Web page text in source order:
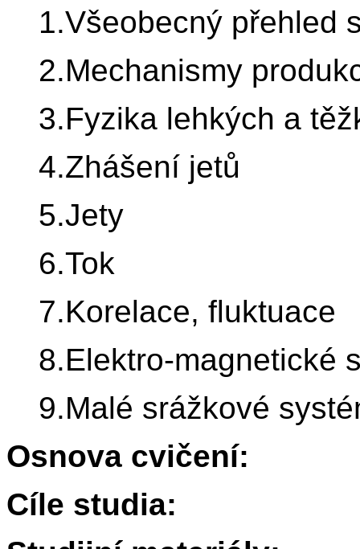
1.Všeobecný přehled
2.Mechanismy
3.Fyzika lehkých a
4.Zhášení jetů
5.Jety
6.Tok
7.Korelace, fluktuace
8.Elektro-magnetické
9.Malé srážkové
Osnova cvičení:
Cíle studia: